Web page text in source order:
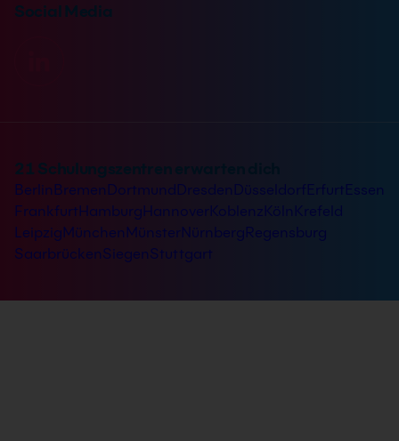
Social Media
21 Schulungszentren erwarten dich
Berlin Bremen Dortmund ErfurtEssen
FrankfurtHamburgHannover
Krefeld
LeipzigMünchen Münster
SaarbrückenSiegen Stuttgart